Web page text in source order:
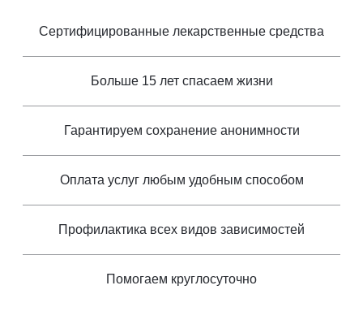
Сертифицированные лекарственные средства
Больше 15 лет спасаем жизни
Гарантируем сохранение анонимности
Оплата услуг любым удобным способом
Профилактика всех видов зависимостей
Помогаем круглосуточно